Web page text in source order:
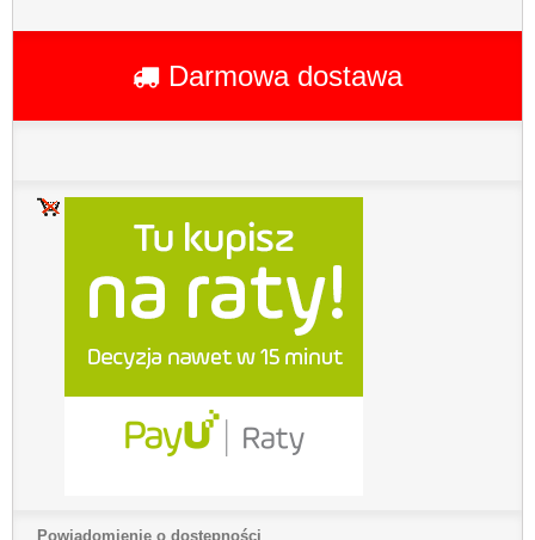
Darmowa dostawa
Powiadomienie o dostępności